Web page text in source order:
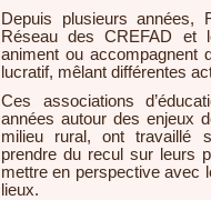
Depuis plusieurs années,
Réseau des CREFAD et
animent ou accompagnent
lucratif, mêlant différentes
Ces associations
années autour des enjeux
milieu rural, ont travaillé
prendre du recul sur leurs
mettre en perspective avec
lieux.